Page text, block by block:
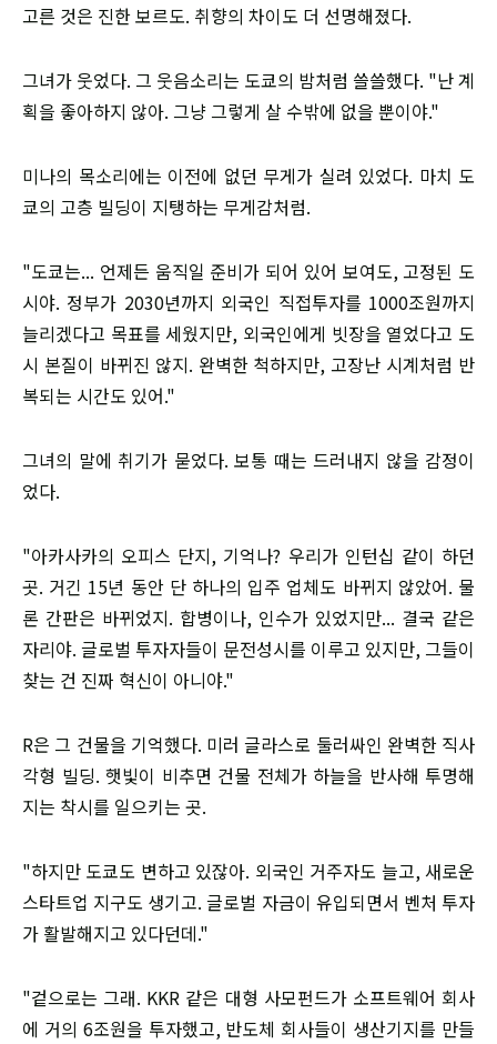
고른 것은 진한 보르도. 취향의 차이도 더 선명해졌다.
그녀가 웃었다. 그 웃음소리는 도쿄의 밤처럼 쓸쓸했다. "난 계
획을 좋아하지 않아. 그냥 그렇게 살 수밖에 없을 뿐이야."
미나의 목소리에는 이전에 없던 무게가 실려 있었다. 마치 도
쿄의 고층 빌딩이 지탱하는 무게감처럼.
"도쿄는... 언제든 움직일 준비가 되어 있어 보여도, 고정된 도
시야. 정부가 2030년까지 외국인 직접투자를 1000조원까지
늘리겠다고 목표를 세웠지만, 외국인에게 빗장을 열었다고 도
시 본질이 바뀌진 않지. 완벽한 척하지만, 고장난 시계처럼 반
복되는 시간도 있어."
그녀의 말에 취기가 묻었다. 보통 때는 드러내지 않을 감정이
었다.
"아카사카의 오피스 단지, 기억나? 우리가 인턴십 같이 하던
곳. 거긴 15년 동안 단 하나의 입주 업체도 바뀌지 않았어. 물
론 간판은 바뀌었지. 합병이나, 인수가 있었지만... 결국 같은
자리야. 글로벌 투자자들이 문전성시를 이루고 있지만, 그들이
찾는 건 진짜 혁신이 아니야."
R은 그 건물을 기억했다. 미러 글라스로 둘러싸인 완벽한 직사
각형 빌딩. 햇빛이 비추면 건물 전체가 하늘을 반사해 투명해
지는 착시를 일으키는 곳.
"하지만 도쿄도 변하고 있잖아. 외국인 거주자도 늘고, 새로운
스타트업 지구도 생기고. 글로벌 자금이 유입되면서 벤처 투자
가 활발해지고 있다던데."
"겉으로는 그래. KKR 같은 대형 사모펀드가 소프트웨어 회사
에 거의 6조원을 투자했고, 반도체 회사들이 생산기지를 만들